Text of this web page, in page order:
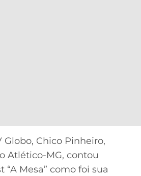
Globo, Chico Pinheiro,
Atlético-MG, contou
Mesa” como foi sua